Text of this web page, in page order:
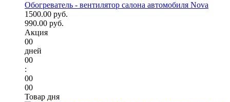
Обогреватель - вентилятор салона автомобиля Nova
1500.00 руб.
990.00 руб.
Акция
00
дней
00
:
00
00
Товар дня